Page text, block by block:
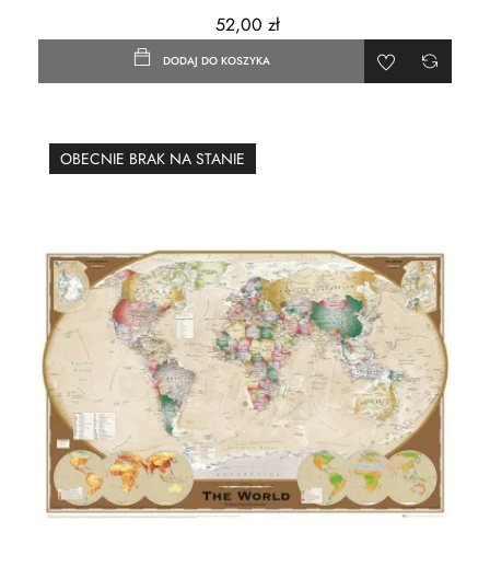
52,00 zł
DODAJ DO KOSZYKA
OBECNIE BRAK NA STANIE